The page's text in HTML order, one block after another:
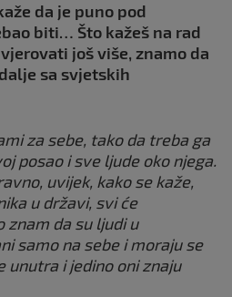
da je puno pod
biti… Što kažeš na rad
još više, znamo da
sa svjetskih
za sebe, tako da treba ga
posao i sve ljude oko njega.
uvijek, kako se kaže,
u državi, svi će
da su ljudi u
samo na sebe i moraju se
unutra i jedino oni znaju